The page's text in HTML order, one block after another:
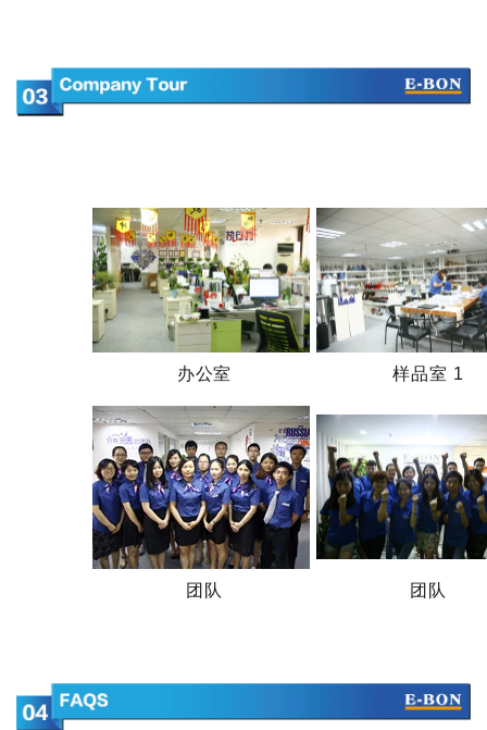
办公室 样品室 1
团队 团队